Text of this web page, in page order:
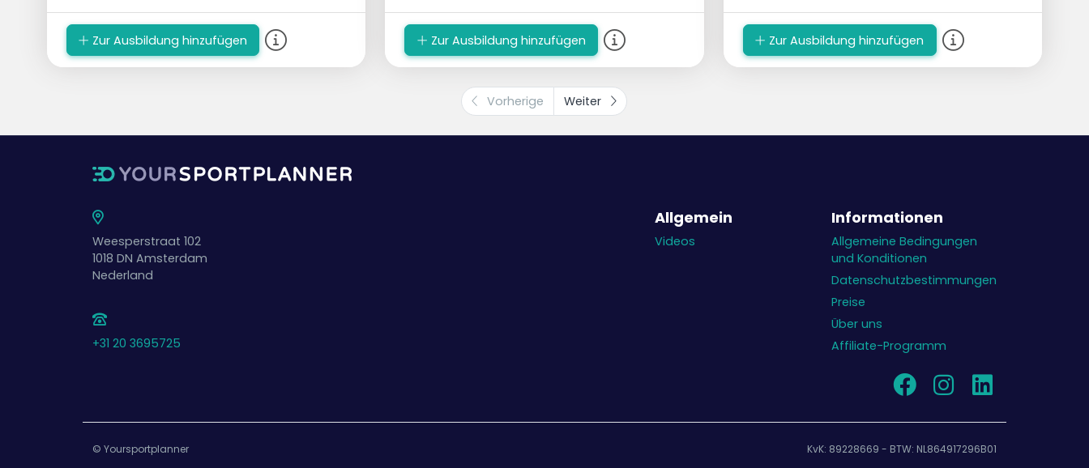
Zur Ausbildung hinzufügen
2 Gruppen führen immer dieselbe Art von
Aufgabe aus.
Zur Ausbildung hinzufügen
Bei einem vollständigen Team, das eine
Runde skatet, wird erneut abgebrochen.
Es scheidet immer ein Spieler aus, der bei
Zur Ausbildung hinzufügen
Vorherige Weiter
Weesperstraat 102
1018 DN Amsterdam
Nederland
+31 20 3695725
Allgemein
Videos
Informationen
Allgemeine Bedingungen
und Konditionen
Datenschutzbestimmungen
Preise
Über uns
Affiliate-Programm
© Yoursportplanner KvK: 89228669 - BTW: NL864917296B01